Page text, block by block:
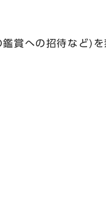
賞への招待など)を